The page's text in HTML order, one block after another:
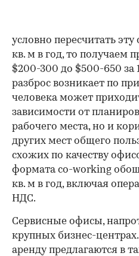
условно пересчитать эту
кв. м в год, то получаем
$200-300 до $500-650 за
разброс возникает по
человека может
зависимости от
рабочего места, но и
других мест общего
схожих по качеству
формата co-working
кв. м в год, включая
НДС.
Сервисные офисы,
крупных бизнес-
аренду предлагаются в